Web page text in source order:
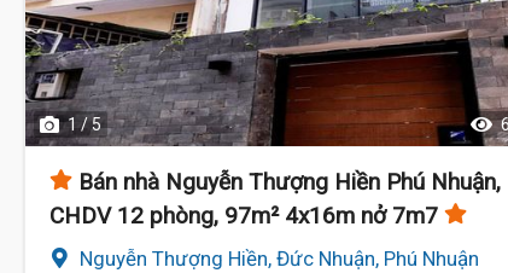
1 / 5
Bán nhà Nguyễn Thượng Hiền Phú Nhuận,
CHDV 12 phòng, 97m² 4x16m nở 7m7
Nguyễn Thượng Hiền, Đức Nhuận, Phú Nhuận